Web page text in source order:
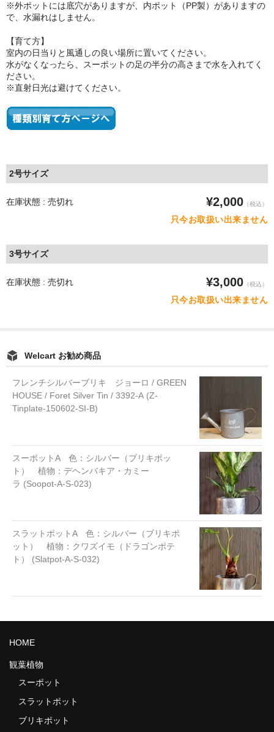
※外ポットには底穴がありますが、内ポット（PP製）がありますの
で、水漏れはしません。
【育て方】
室内の日当りと風通しの良い場所に置いてください。
水がなくなったら、スーポットの足の半分の高さまで水を入れてく
ださい。
※直射日光は避けてください。
2号サイズ
在庫状態 : 売切れ ¥2,000 （税込）
只今お取扱い出来ません
3号サイズ
在庫状態 : 売切れ ¥3,000 （税込）
只今お取扱い出来ません
Welcart お勧め商品
フレンチシルバーブリキ ジョーロ / GREEN
HOUSE / Foret Silver Tin / 3392-A (Z-
Tinplate-150602-SI-B)
スーポットA 色：シルバー（ブリキポッ
ト） 植物：デヘンバキア・カミー
ラ (Soopot-A-S-023)
スラットポットA 色：シルバー（ブリキポ
ット） 植物：クワズイモ（ドラゴンポテ
ト） (Slatpot-A-S-032)
HOME
観葉植物
スーポット
スラットポット
ブリキポット